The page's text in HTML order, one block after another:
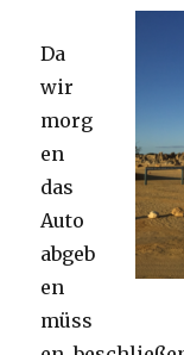
Da
wir
morg
en
das
Auto
abgeb
en
müss